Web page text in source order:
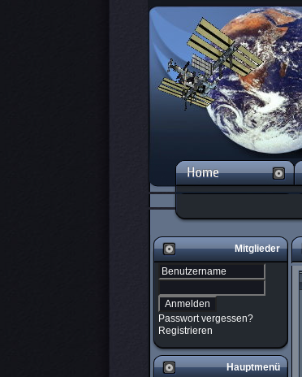
Mitglieder
Passwort vergessen?
Registrieren
Hauptmenü